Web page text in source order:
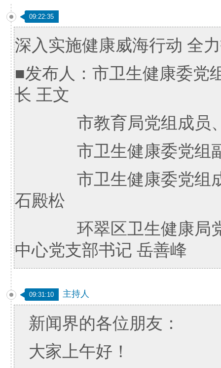
09:22:35
深入实施健康威海行动 全
■发布人：市卫生健康委党
长 王文
市教育局党组成员、
市卫生健康委党组副
市卫生健康委党组成
石殿松
环翠区卫生健康局党
中心党支部书记 岳善峰
09:31:10 主持人
新闻界的各位朋友：
大家上午好！